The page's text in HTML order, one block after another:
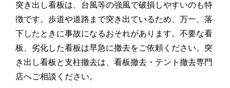
突き出し看板は、台風等の強風で破損しやすいのも特
徴です。歩道や道路まで突き出ているため、万一、落
下したときに事故になるおそれがあります。不要な看
板、劣化した看板は早急に撤去をご依頼ください。突
き出し看板と支柱撤去は、看板撤去・テント撤去専門
店へご相談ください。